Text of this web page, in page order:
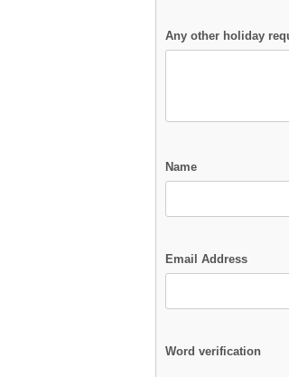
Any other holiday
Name
Email Address
Word verification